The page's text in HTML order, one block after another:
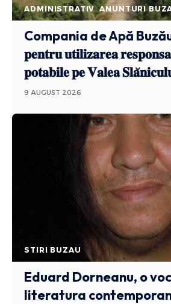
ADMINISTRATIV ANUNTURI
Compania de Apă
𝐩𝐞𝐧𝐭𝐫𝐮 𝐮𝐭𝐢𝐥𝐢𝐳𝐚𝐫𝐞𝐚
𝐩𝐨𝐭𝐚𝐛𝐢𝐥𝐞 𝐩𝐞 𝐕𝐚𝐥𝐞𝐚
9 AUGUST 2026
STIRI BUZAU
Eduard Dorneanu, o
literatura